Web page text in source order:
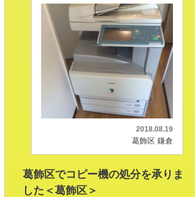
2018.08.19
葛飾区 鎌倉
葛飾区でコピー機の処分を承りま
した＜葛飾区＞